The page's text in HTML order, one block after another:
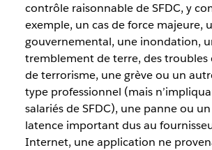
contrôle raisonnable de SFDC, y
exemple, un cas de force majeure,
gouvernemental, une inondation,
tremblement de terre, des troubles
de terrorisme, une grève ou un
type professionnel (mais
salariés de SFDC), une panne ou
latence important dus au
Internet, une application ne